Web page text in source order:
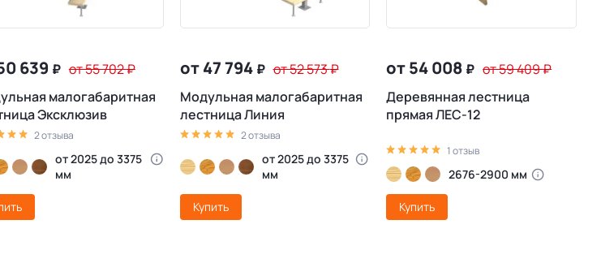
639 ₽ от 55 702₽
малогабаритная
Эксклюзив
2 отзыва
от 2025 до 3375
мм
от 47 794 ₽ от 52 573₽
Модульная малогабаритная
лестница Линия
2 отзыва
от 2025 до 3375
мм
Купить
от 54 008 ₽ от 59 409₽
Деревянная лестница
прямая ЛЕС-12
1 отзыв
2676-2900 мм
Купить